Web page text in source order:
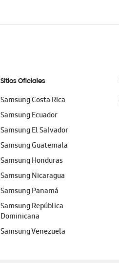
Sitios Oficiales
Samsung Costa Rica
Samsung Ecuador
Samsung El Salvador
Samsung Guatemala
Samsung Honduras
Samsung Nicaragua
Samsung Panamá
Samsung República
Dominicana
Samsung Venezuela